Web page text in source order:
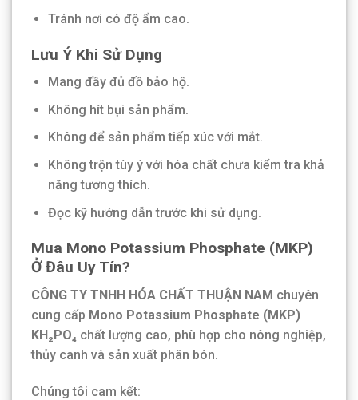
Tránh nơi có độ ẩm cao.
Lưu Ý Khi Sử Dụng
Mang đầy đủ đồ bảo hộ.
Không hít bụi sản phẩm.
Không để sản phẩm tiếp xúc với mắt.
Không trộn tùy ý với hóa chất chưa kiểm tra khả
năng tương thích.
Đọc kỹ hướng dẫn trước khi sử dụng.
Mua Mono Potassium Phosphate (MKP)
Ở Đâu Uy Tín?
CÔNG TY TNHH HÓA CHẤT THUẬN NAM chuyên
cung cấp Mono Potassium Phosphate (MKP)
KH₂PO₄ chất lượng cao, phù hợp cho nông nghiệp,
thủy canh và sản xuất phân bón.
Chúng tôi cam kết: